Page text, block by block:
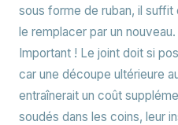
sous forme de ruban, il suffit
le remplacer par un nouveau.
Important ! Le joint doit si
car une découpe ultérieure
entraînerait un coût
soudés dans les coins, leur